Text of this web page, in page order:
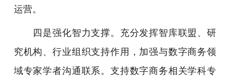
运营。
四是强化智力支撑。充分发挥智库联盟、研
究机构、行业组织支持作用，加强与数字商务领
域专家学者沟通联系。支持数字商务相关学科专